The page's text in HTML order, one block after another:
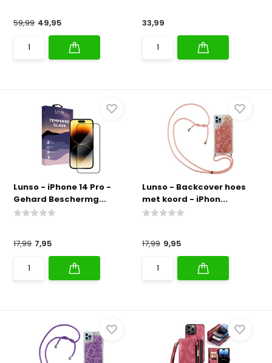
59,99 49,95 33,99
Lunso - iPhone 14 Pro -
Gehard Beschermg...
17,99 7,95
Lunso - Backcover hoes
met koord - iPhon...
17,99 9,95